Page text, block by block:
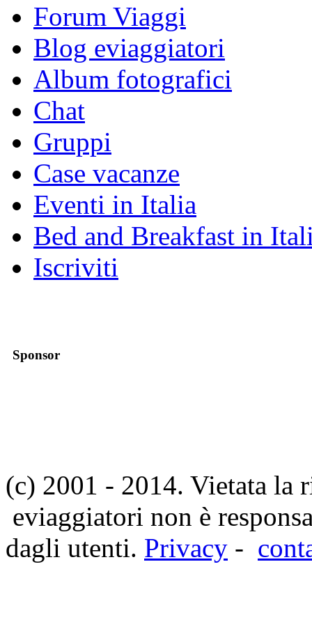
Forum Viaggi
Blog eviaggiatori
Album fotografici
Chat
Gruppi
Case vacanze
Eventi in Italia
Bed and Breakfast in
Iscriviti
Sponsor
(c) 2001 - 2014. Vietata la
eviaggiatori non è
dagli utenti. Privacy -